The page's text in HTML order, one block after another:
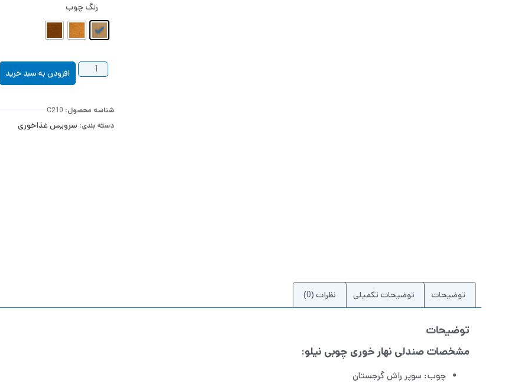
رنگ چوب
افزودن به سبد خرید
شناسه محصول: C210
دسته بندی: سرویس غذاخوری
توضیحات توضیحات تکمیلی نظرات (0)
توضیحات
مشخصات صندلی نهار خوری چوبی نیلو:
چوب: سوپر راش گرجستان